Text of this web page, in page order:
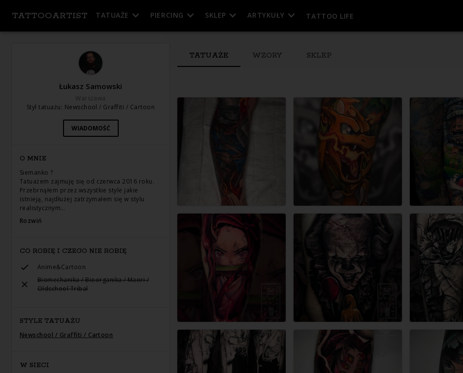
TATTOOARTIST TATUAŻE PIERCING SKLEP ARTYKUŁY TATTOO LIFE
Łukasz Samowski
Warszawa
Styl tatuażu: Newschool / Graffiti / Cartoon
WIADOMOŚĆ
O MNIE
Siemanko ?
Tatuażem zajmuję się od czerwca 2016 roku.
Przebrnąłem przez wszystkie style jakie
istnieją, najdłużej zatrzymałem się w stylu
realistycznym…
Rozwiń
CO ROBIĘ I CZEGO NIE ROBIĘ
Anime&Cartoon
Biomechanika / Bioorganika / Maori /
Oldschool Tribal
STYLE TATUAŻU
Newschool / Graffiti / Cartoon
W SIECI
TATUAŻE WZORY SKLEP